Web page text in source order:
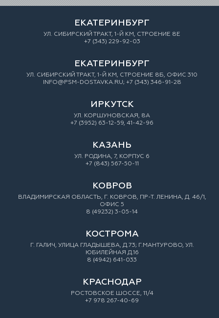
ЕКАТЕРИНБУРГ
УЛ. СИБИРСКИЙ ТРАКТ, 1-Й КМ, СТРОЕНИЕ 8Е
+7 (343) 229-92-03
ЕКАТЕРИНБУРГ
УЛ. СИБИРСКИЙ ТРАКТ, 1-Й КМ, СТРОЕНИЕ 8Б, ОФИС 310
INFO@PSM-DOSTAVKA.RU; +7 (343) 346-91-28
ИРКУТСК
УЛ. КОРШУНОВСКАЯ, 8А
+7 (3952) 63-12-59, 41-42-96
КАЗАНЬ
УЛ. РОДИНА, 7, КОРПУС 6
+7 (843) 567-50-11
КОВРОВ
ВЛАДИМИРСКАЯ ОБЛАСТЬ, Г. КОВРОВ, ПР-Т. ЛЕНИНА, Д. 46/1,
ОФИС 5
8 (49232) 3-05-14
КОСТРОМА
Г. ГАЛИЧ, УЛИЦА ГЛАДЫШЕВА, Д.73; Г.МАНТУРОВО, УЛ.
ЮБИЛЕЙНАЯ Д.16
8 (4942) 641-033
КРАСНОДАР
РОСТОВСКОЕ ШОССЕ, 11/4
+7 978 267-40-69